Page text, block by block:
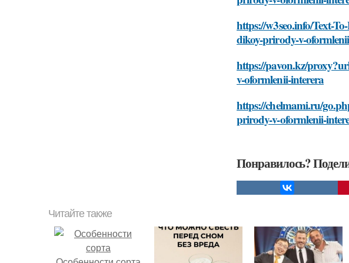
https://w3seo.info/Text-
dikoy-prirody-v-
https://pavon.kz/
v-oformlenii-interera
https://chelmami.ru/
prirody-v-oformlenii-
Понравилось?
Читайте также